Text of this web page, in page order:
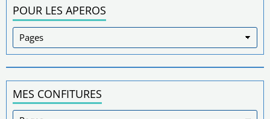
POUR LES APEROS
MES CONFITURES